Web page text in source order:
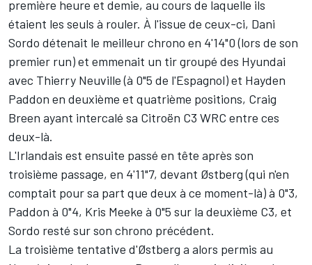
première heure et demie, au cours de laquelle ils
étaient les seuls à rouler. À l'issue de ceux-ci, Dani
Sordo détenait le meilleur chrono en 4'14"0 (lors de son
premier run) et emmenait un tir groupé des Hyundai
avec Thierry Neuville(à 0"5 de l'Espagnol) et Hayden
Paddon en deuxième et quatrième positions, Craig
Breen ayant intercalé sa Citroën C3 WRC entre ces
deux-là.
L'Irlandais est ensuite passé en tête après son
troisième passage, en 4'11"7, devant Østberg (qui n'en
comptait pour sa part que deux à ce moment-là) à 0"3,
Paddon à 0"4, Kris Meeke à 0"5 sur la deuxième C3, et
Sordo resté sur son chrono précédent.
La troisième tentative d'Østberg a alors permis au